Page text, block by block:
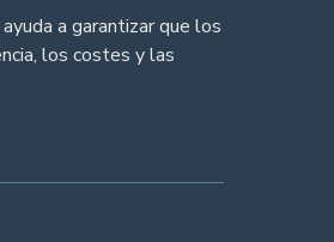
a garantizar que los
los costes y las